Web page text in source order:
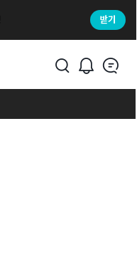
받기